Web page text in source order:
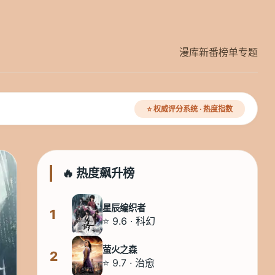
漫库新番榜单专题
⭐ 权威评分系统 · 热度指数
🔥 热度飙升榜
1 星辰编织者
⭐ 9.6 · 科幻
2 萤火之森
⭐ 9.7 · 治愈